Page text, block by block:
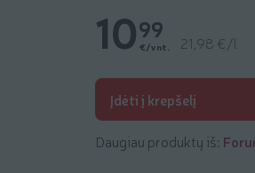
1099
€/vnt. 21,98 €/l
Įdėti į krepšelį
Daugiau produktų iš: